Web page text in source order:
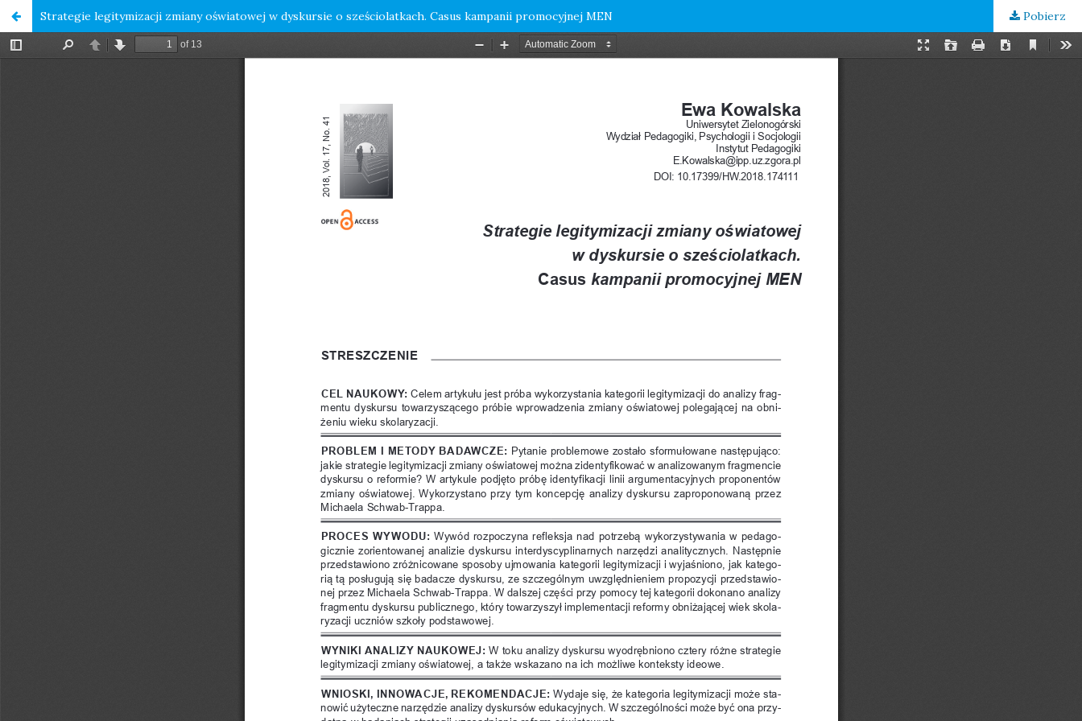
Strategie legitymizacji zmiany oświatowej w dyskursie o sześciolatkach. Casus kampanii promocyjnej MEN Pobierz